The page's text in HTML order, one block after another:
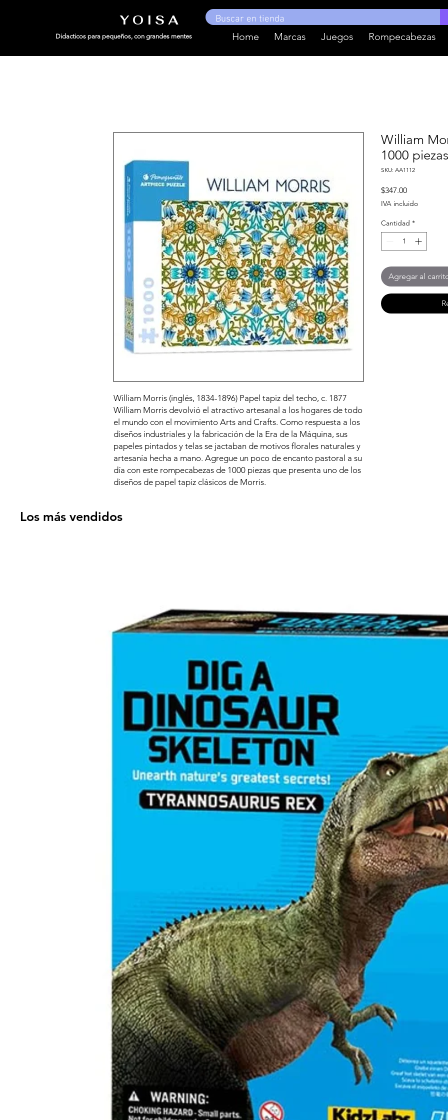
Y O I S A
Didacticos para pequeños, con grandes mentes Home Marcas Juegos Rompecabezas
William Morris (inglés, 1834-1896) Papel tapiz del techo, c. 1877
William Morris devolvió el atractivo artesanal a los hogares de todo
el mundo con el movimiento Arts and Crafts. Como respuesta a los
diseños industriales y la fabricación de la Era de la Máquina, sus
papeles pintados y telas se jactaban de motivos florales naturales y
artesanía hecha a mano. Agregue un poco de encanto pastoral a su
día con este rompecabezas de 1000 piezas que presenta uno de los
diseños de papel tapiz clásicos de Morris.
William
1000
SKU: AA1112
$347.00Precio
IVA incluido
Cantidad *
Agregar al
Los más vendidos